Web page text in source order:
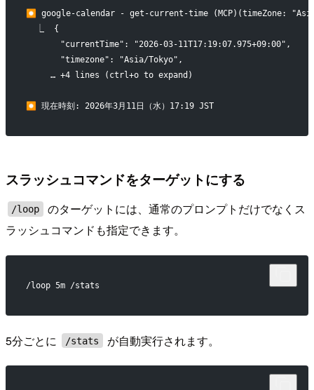
⏺ google-calendar - get-current-time (MCP)(timeZone:
  ⎿  {
       "currentTime": "2026-03-11T17:19:07.975+09:00",
       "timezone": "Asia/Tokyo",
     … +4 lines (ctrl+o to expand)
⏺ 現在時刻: 2026年3月11日（水）17:19 JST
スラッシュコマンドをターゲットにする
/loop
のターゲットには、通常のプロンプトだけでなくス
ラッシュコマンドも指定できます。
/loop 5m /stats
5分ごとに /stats が自動実行されます。